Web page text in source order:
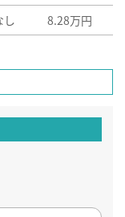
し 8.28万円